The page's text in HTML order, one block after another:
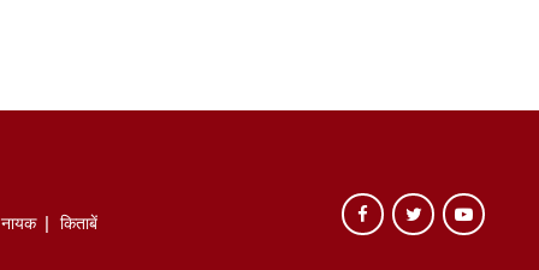
नायक किताबें